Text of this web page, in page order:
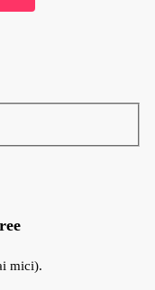
mici).